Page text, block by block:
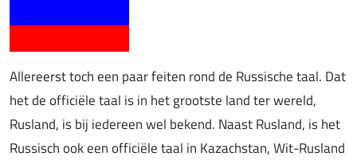
Allereerst toch een paar feiten rond de Russische taal. Dat
het de officiële taal is in het grootste land ter wereld,
Rusland, is bij iedereen wel bekend. Naast Rusland, is het
Russisch ook een officiële taal in Kazachstan, Wit-Rusland